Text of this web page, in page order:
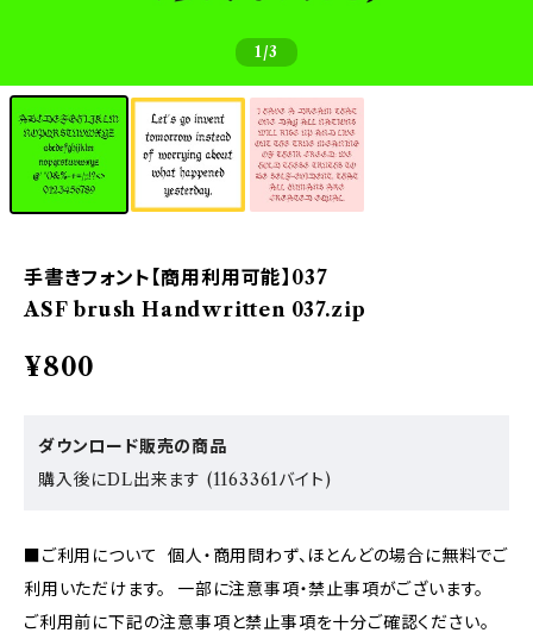
1/3
手書きフォント【商用利用可能】037
ASF brush Handwritten 037.zip
¥800
ダウンロード販売の商品
購入後にDL出来ます (1163361バイト)
■ご利用について 個人・商用問わず、ほとんどの場合に無料でご
利用いただけます。 一部に注意事項・禁止事項がございます。
ご利用前に下記の注意事項と禁止事項を十分ご確認ください。